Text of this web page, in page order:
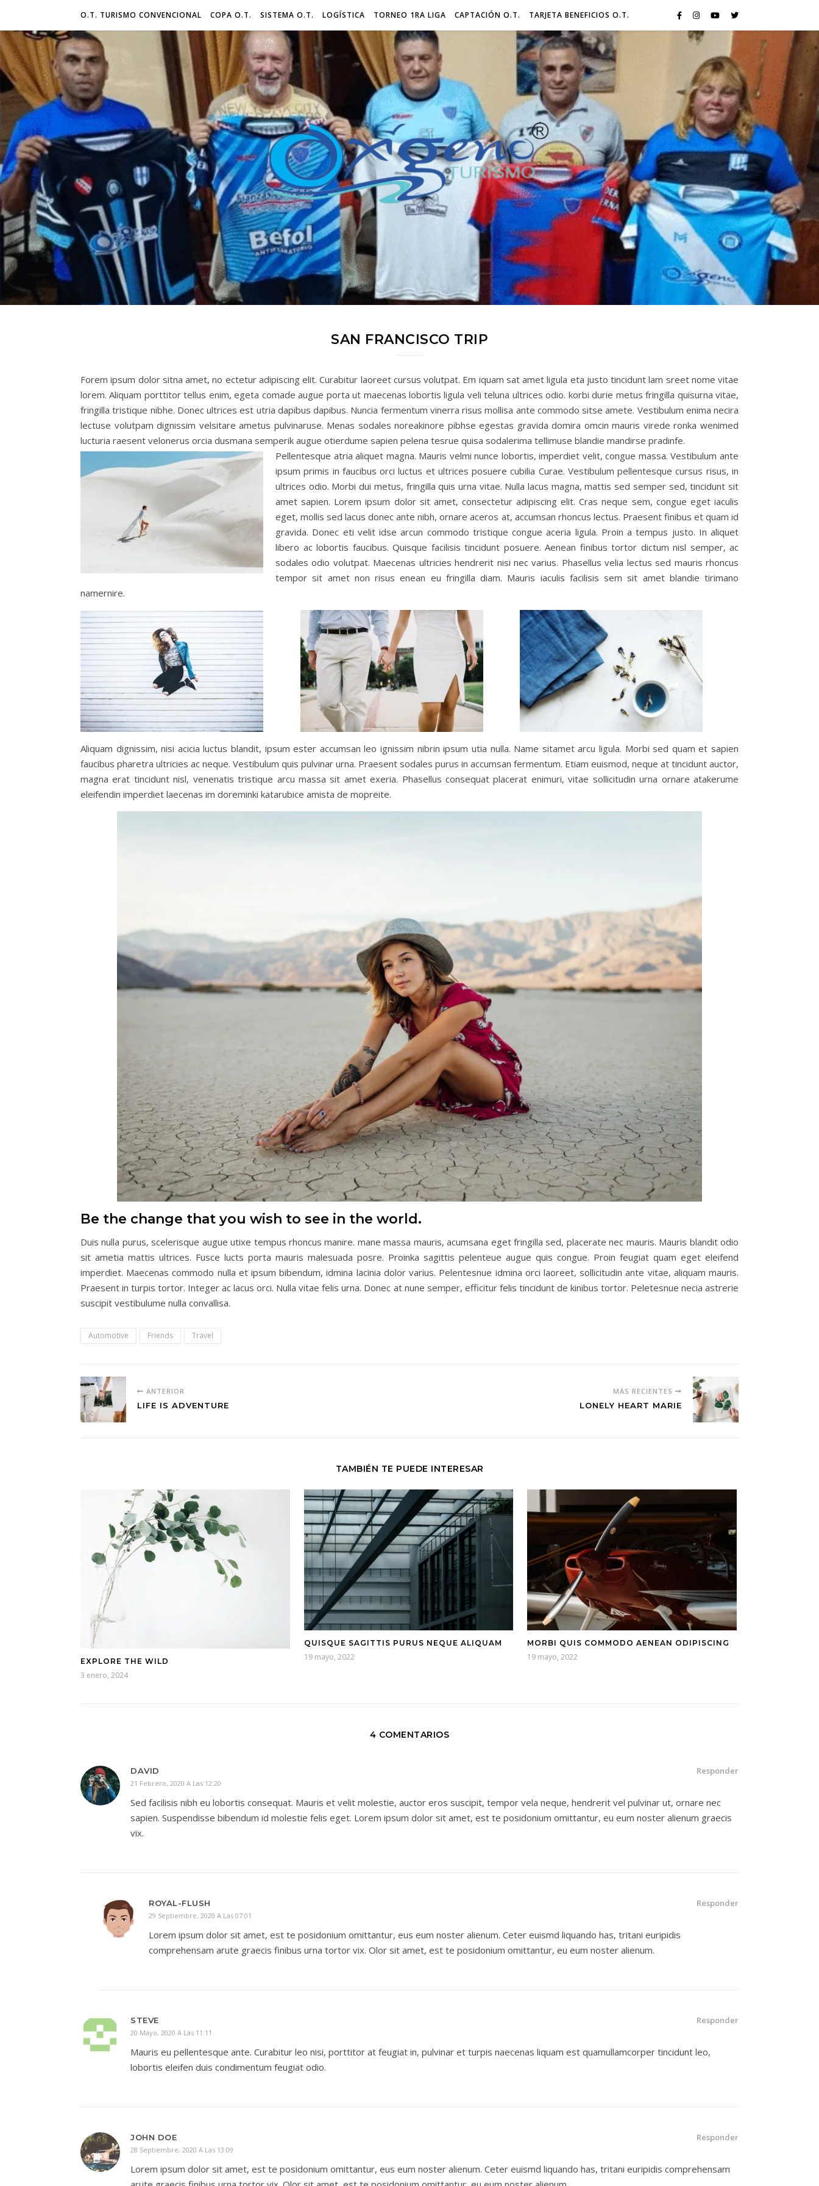
O.T. TURISMO CONVENCIONAL COPA O.T. SISTEMA O.T. LOGÍSTICA TORNEO 1RA LIGA CAPTACIÓN O.T. TARJETA BENEFICIOS O.T.
SAN FRANCISCO TRIP
Forem ipsum dolor sitna amet, no ectetur adipiscing elit. Curabitur laoreet cursus volutpat. Em iquam sat amet ligula eta justo tincidunt lam sreet nome vitae
lorem. Aliquam porttitor tellus enim, egeta comade augue porta ut maecenas lobortis ligula veli teluna ultrices odio. korbi durie metus fringilla quisurna vitae,
fringilla tristique nibhe. Donec ultrices est utria dapibus dapibus. Nuncia fermentum vinerra risus mollisa ante commodo sitse amete. Vestibulum enima necira
lectuse volutpam dignissim velsitare ametus pulvinaruse. Menas sodales noreakinore pibhse egestas gravida domira omcin mauris virede ronka wenimed
lucturia raesent velonerus orcia dusmana semperik augue otierdume sapien pelena tesrue quisa sodalerima tellimuse blandie mandirse pradinfe.
Pellentesque atria aliquet magna. Mauris velmi nunce lobortis, imperdiet velit, congue massa. Vestibulum ante
ipsum primis in faucibus orci luctus et ultrices posuere cubilia Curae. Vestibulum pellentesque cursus risus, in
ultrices odio. Morbi dui metus, fringilla quis urna vitae. Nulla lacus magna, mattis sed semper sed, tincidunt sit
amet sapien. Lorem ipsum dolor sit amet, consectetur adipiscing elit. Cras neque sem, congue eget iaculis
eget, mollis sed lacus donec ante nibh, ornare aceros at, accumsan rhoncus lectus. Praesent finibus et quam id
gravida. Donec eti velit idse arcun commodo tristique congue aceria ligula. Proin a tempus justo. In aliquet
libero ac lobortis faucibus. Quisque facilisis tincidunt posuere. Aenean finibus tortor dictum nisl semper, ac
sodales odio volutpat. Maecenas ultricies hendrerit nisi nec varius. Phasellus velia lectus sed mauris rhoncus
tempor sit amet non risus enean eu fringilla diam. Mauris iaculis facilisis sem sit amet blandie tirimano
namernire.
Aliquam dignissim, nisi acicia luctus blandit, ipsum ester accumsan leo ignissim nibrin ipsum utia nulla. Name sitamet arcu ligula. Morbi sed quam et sapien
faucibus pharetra ultricies ac neque. Vestibulum quis pulvinar urna. Praesent sodales purus in accumsan fermentum. Etiam euismod, neque at tincidunt auctor,
magna erat tincidunt nisl, venenatis tristique arcu massa sit amet exeria. Phasellus consequat placerat enimuri, vitae sollicitudin urna ornare atakerume
eleifendin imperdiet laecenas im doreminki katarubice amista de mopreite.
Be the change that you wish to see in the world.
Duis nulla purus, scelerisque augue utixe tempus rhoncus manire. mane massa mauris, acumsana eget fringilla sed, placerate nec mauris. Mauris blandit odio
sit ametia mattis ultrices. Fusce lucts porta mauris malesuada posre. Proinka sagittis pelenteue augue quis congue. Proin feugiat quam eget eleifend
imperdiet. Maecenas commodo nulla et ipsum bibendum, idmina lacinia dolor varius. Pelentesnue idmina orci laoreet, sollicitudin ante vitae, aliquam mauris.
Praesent in turpis tortor. Integer ac lacus orci. Nulla vitae felis urna. Donec at nune semper, efficitur felis tincidunt de kinibus tortor. Peletesnue necia astrerie
suscipit vestibulume nulla convallisa.
Automotive Friends Travel
ANTERIOR
LIFE IS ADVENTURE
MÁS RECIENTES
LONELY HEART MARIE
TAMBIÉN TE PUEDE INTERESAR
EXPLORE THE WILD
3 enero, 2024
QUISQUE SAGITTIS PURUS NEQUE ALIQUAM
19 mayo, 2022
MORBI QUIS COMMODO AENEAN ODIPISCING
19 mayo, 2022
4 COMENTARIOS
DAVID
21 Febrero, 2020 A Las 12:20
Responder
Sed facilisis nibh eu lobortis consequat. Mauris et velit molestie, auctor eros suscipit, tempor vela neque, hendrerit vel pulvinar ut, ornare nec
sapien. Suspendisse bibendum id molestie felis eget. Lorem ipsum dolor sit amet, est te posidonium omittantur, eu eum noster alienum graecis
vix.
ROYAL-FLUSH
29 Septiembre, 2020 A Las 07:01
Responder
Lorem ipsum dolor sit amet, est te posidonium omittantur, eus eum noster alienum. Ceter euismd liquando has, tritani euripidis
comprehensam arute graecis finibus urna tortor vix. Olor sit amet, est te posidonium omittantur, eu eum noster alienum.
STEVE
20 Mayo, 2020 A Las 11:11
Responder
Mauris eu pellentesque ante. Curabitur leo nisi, porttitor at feugiat in, pulvinar et turpis naecenas liquam est quamullamcorper tincidunt leo,
lobortis eleifen duis condimentum feugiat odio.
JOHN DOE
28 Septiembre, 2020 A Las 13:09
Responder
Lorem ipsum dolor sit amet, est te posidonium omittantur, eus eum noster alienum. Ceter euismd liquando has, tritani euripidis comprehensam